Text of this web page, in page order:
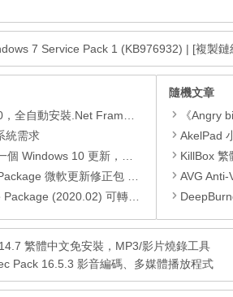
7 Service Pack 1 (KB976932) | [複製鏈
、Visual C++、DirectX、Flash Player、JRE
統需求
全性、解決HTTPS安全漏洞、印表機呼叫(RPC)漏洞
軟更新修正包 (2020.01月份)
(2020.02) 可轉散發套件包
隨機文章
《Angry
AkelPad
KillBox 繁
AVG
繁體中文免安裝，MP3/影片燒錄工具
Pack 16.5.3 影音編碼、多媒體播放程式